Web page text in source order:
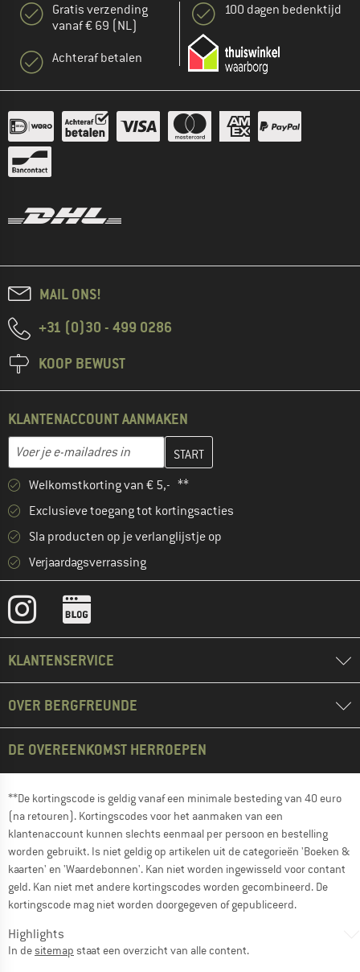
Gratis verzending
vanaf € 69 (NL)
Achteraf betalen
100 dagen bedenktijd
MAIL ONS!
+31 (0)30 - 499 0286
KOOP BEWUST
KLANTENACCOUNT AANMAKEN
E-mailadres
Vul je e-mailadres hier in en maak in de volgende stap je
Welkomstkorting van € 5,- **
Exclusieve toegang tot kortingsacties
Sla producten op je verlanglijstje op
Verjaardagsverrassing
KLANTENSERVICE
OVER BERGFREUNDE
DE OVEREENKOMST HERROEPEN
**De kortingscode is geldig vanaf een minimale besteding van 40 euro
(na retouren). Kortingscodes voor het aanmaken van een
klantenaccount kunnen slechts eenmaal per persoon en bestelling
worden gebruikt. Is niet geldig op artikelen uit de categorieën 'Boeken &
kaarten' en 'Waardebonnen'. Kan niet worden ingewisseld voor contant
geld. Kan niet met andere kortingscodes worden gecombineerd. De
kortingscode mag niet worden doorgegeven of gepubliceerd.
Highlights
In desitemap staat een overzicht van alle content.